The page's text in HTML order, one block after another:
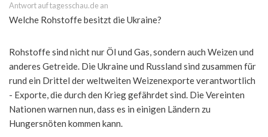
Antwort auf tagesschau.de an
Welche Rohstoffe besitzt die Ukraine?
Rohstoffe sind nicht nur Öl und Gas, sondern auch Weizen und
anderes Getreide. Die Ukraine und Russland sind zusammen für
rund ein Drittel der weltweiten Weizenexporte verantwortlich
- Exporte, die durch den Krieg gefährdet sind. Die Vereinten
Nationen warnen nun, dass es in einigen Ländern zu
Hungersnöten kommen kann.